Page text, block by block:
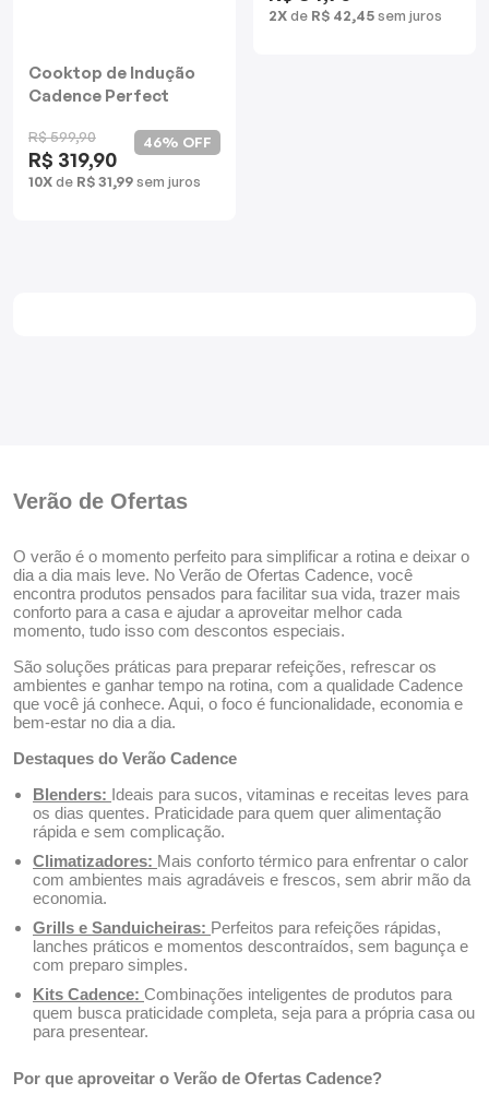
Cooktop de Indução
Cadence Perfect
R$ 599,90
R$ 319,90
10Xde R$ 31,99sem juros
46% OFF
2Xde R$ 42,45sem juros
Verão de Ofertas
O verão é o momento perfeito para simplificar a rotina e deixar o
dia a dia mais leve. No Verão de Ofertas Cadence, você
encontra produtos pensados para facilitar sua vida, trazer mais
conforto para a casa e ajudar a aproveitar melhor cada
momento, tudo isso com descontos especiais.
São soluções práticas para preparar refeições, refrescar os
ambientes e ganhar tempo na rotina, com a qualidade Cadence
que você já conhece. Aqui, o foco é funcionalidade, economia e
bem-estar no dia a dia.
Destaques do Verão Cadence
Blenders: Ideais para sucos, vitaminas e receitas leves para
os dias quentes. Praticidade para quem quer alimentação
rápida e sem complicação.
Climatizadores: Mais conforto térmico para enfrentar o calor
com ambientes mais agradáveis e frescos, sem abrir mão da
economia.
Grills e Sanduicheiras: Perfeitos para refeições rápidas,
lanches práticos e momentos descontraídos, sem bagunça e
com preparo simples.
Kits Cadence: Combinações inteligentes de produtos para
quem busca praticidade completa, seja para a própria casa ou
para presentear.
Por que aproveitar o Verão de Ofertas Cadence?